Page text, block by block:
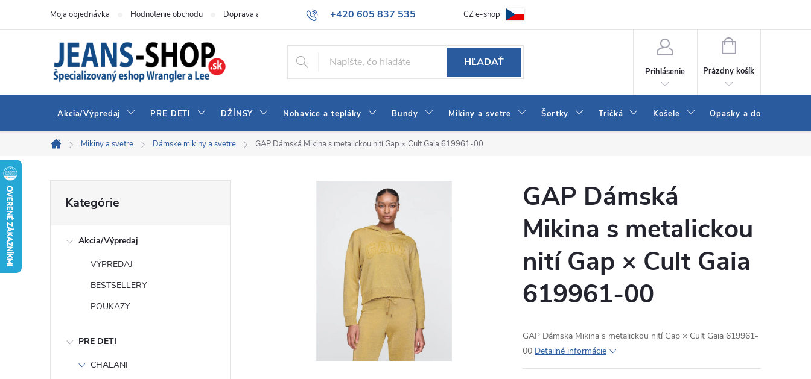
+420 605 837 535
info@jeans-shop.sk
Moja objednávka Hodnotenie obchodu Doprava a platba Všeobecné obchodné podmienky Ako vybrať džínsy Wrangler a LEE
CZ e-shop
HĽADAŤ
Prihlásenie
NÁKUPNÝ
Prázdny košík
Akcia/Výpredaj PRE DETI DŽÍNSY Nohavice a tepláky Bundy Mikiny a svetre Šortky Tričká Košele Opasky a doplnky
Domov
Mikiny a svetre Dámske mikiny a svetre GAP Dámská Mikina s metalickou nití Gap × Cult Gaia 619961-00
kategórie
Kategórie
Akcia/Výpredaj
VÝPREDAJ
BESTSELLERY
POUKAZY
PRE DETI
CHALANI
GAP Dámská
Mikina s metalickou
nití Gap × Cult Gaia
619961-00
GAP Dámska Mikina s metalickou nití Gap × Cult Gaia 619961-
00 Detailné informácie